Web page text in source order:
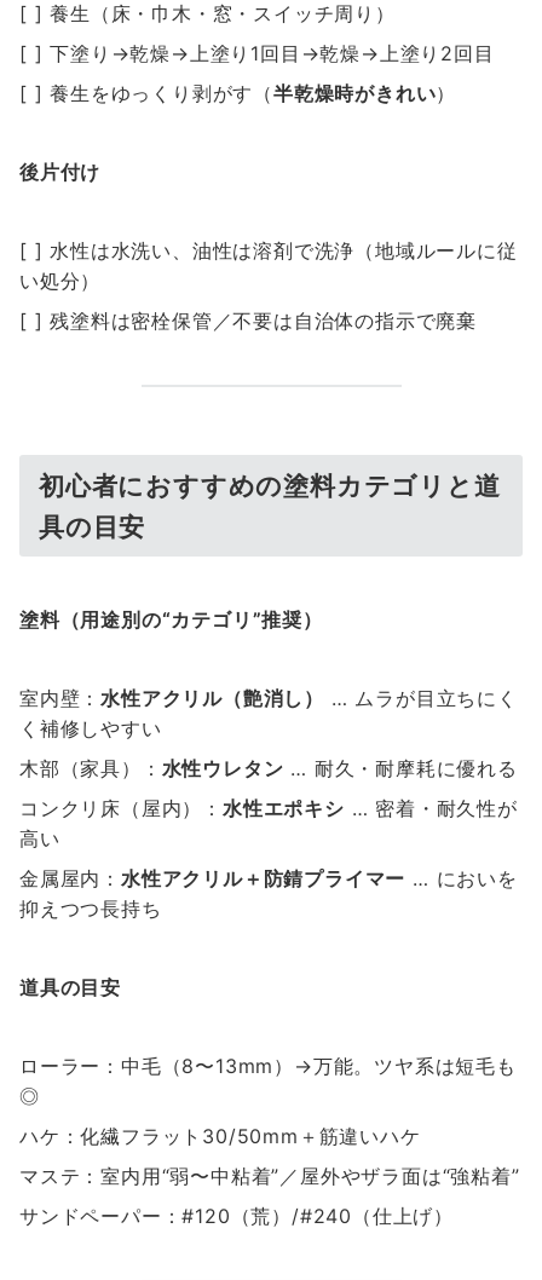
[ ] 養生（床・巾木・窓・スイッチ周り）
[ ] 下塗り→乾燥→上塗り1回目→乾燥→上塗り2回目
[ ] 養生をゆっくり剥がす（半乾燥時がきれい）
後片付け
[ ] 水性は水洗い、油性は溶剤で洗浄（地域ルールに従
い処分）
[ ] 残塗料は密栓保管／不要は自治体の指示で廃棄
初心者におすすめの塗料カテゴリと道
具の目安
塗料（用途別の“カテゴリ”推奨）
室内壁：水性アクリル（艶消し）
… ムラが目立ちにく
く補修しやすい
木部（家具）： 水性ウレタン … 耐久・耐摩耗に優れる
コンクリ床（屋内）： 水性エポキシ … 密着・耐久性が
高い
金属屋内： 水性アクリル＋防錆プライマー … においを
抑えつつ長持ち
道具の目安
ローラー：中毛（8〜13mm）→万能。ツヤ系は短毛も
◎
ハケ：化繊フラット30/50mm＋筋違いハケ
マステ：室内用“弱〜中粘着”／屋外やザラ面は“強粘着”
サンドペーパー：#120（荒）/#240（仕上げ）